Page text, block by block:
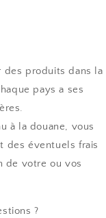
des produits dans la
pays a ses
à la douane, vous
des éventuels frais
de votre ou vos
?